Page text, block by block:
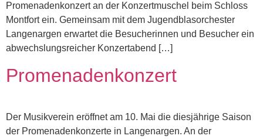
Promenadenkonzert an der Konzertmuschel beim Schloss
Montfort ein. Gemeinsam mit dem Jugendblasorchester
Langenargen erwartet die Besucherinnen und Besucher ein
abwechslungsreicher Konzertabend […]
Promenadenkonzert
Der Musikverein eröffnet am 10. Mai die diesjährige Saison
der Promenadenkonzerte in Langenargen. An der